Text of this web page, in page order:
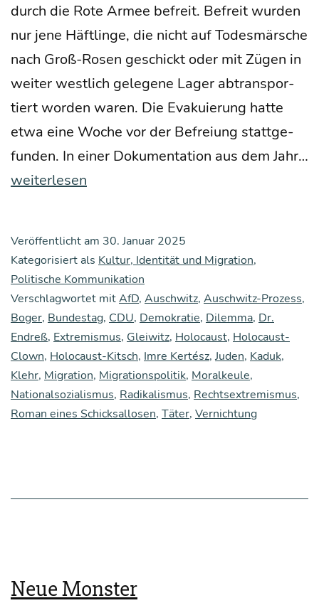
durch die Rote Armee befreit. Befreit wur­den
nur jene Häft­lin­ge, die nicht auf Todes­mär­sche
nach Groß-Rosen geschickt oder mit Zügen in
wei­ter west­lich gele­ge­ne Lager abtrans­por­
tiert wor­den waren. Die Eva­ku­ie­rung hat­te
etwa eine Woche vor der Befrei­ung statt­ge­
fun­den. In einer Doku­men­ta­ti­on aus dem Jahr…
Ein
Dilem­
ma
weiterlesen
Veröffentlicht am 30. Januar 2025
Kategorisiert als Kultur, Identität und Migration,
Politische Kommunikation
Verschlagwortet mitAfD, Auschwitz, Auschwitz-Prozess,
Boger, Bundestag, CDU, Demokratie, Dilemma, Dr.
Endreß, Extremismus, Gleiwitz, Holocaust, Holocaust-
Clown, Holocaust-Kitsch, Imre Kertész, Juden, Kaduk,
Klehr, Migration, Migrationspolitik, Moralkeule,
Nationalsozialismus, Radikalismus, Rechtsextremismus,
Roman eines Schicksallosen, Täter, Vernichtung
Neue Monster